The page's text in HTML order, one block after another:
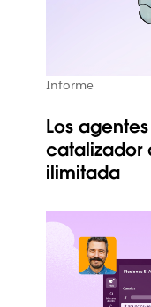
Informe
Los
catalizador
ilimitada